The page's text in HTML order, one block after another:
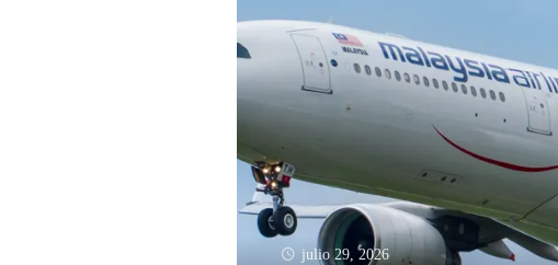
julio 29, 2026